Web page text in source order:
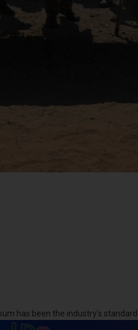
has been the industry's